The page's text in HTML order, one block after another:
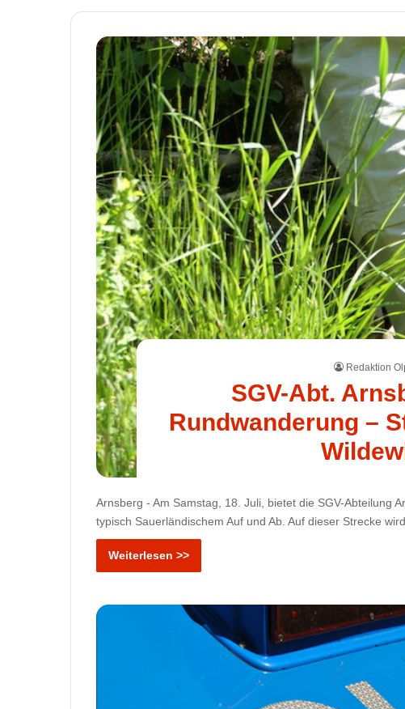
Redaktion
SGV-Abt.
Rundwanderung –
Arnsberg - Am Samstag, 18. Juli, bietet die SGV-Abteilung
typisch Sauerländischem Auf und Ab. Auf dieser Strecke
Weiterlesen >>